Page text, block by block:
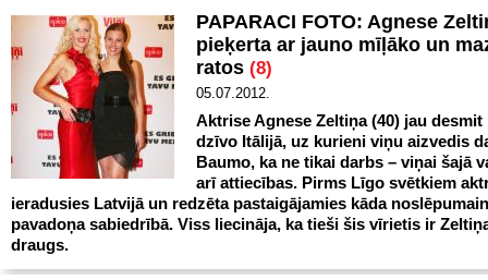
PAPARACI FOTO: Agnese
pieķerta ar jauno mīļāko un
ratos (8)
05.07.2012.
Aktrise Agnese Zeltiņa (40) jau desmit
dzīvo Itālijā, uz kurieni viņu aizvedis
Baumo, ka ne tikai darbs – viņai šajā
arī attiecības. Pirms Līgo svētkiem
ieradusies Latvijā un redzēta pastaigājamies kāda
pavadoņa sabiedrībā. Viss liecināja, ka tieši šis vīrietis ir
draugs.